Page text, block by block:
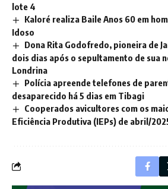
lote 4
Kaloré realiza Baile Anos 60 em
Idoso
Dona Rita Godofredo, pioneira de
dois dias após o sepultamento de sua
Londrina
Polícia apreende telefones de
desaparecido há 5 dias em Tibagi
Cooperados avicultores com os
Eficiência Produtiva (IEPs) de abril/